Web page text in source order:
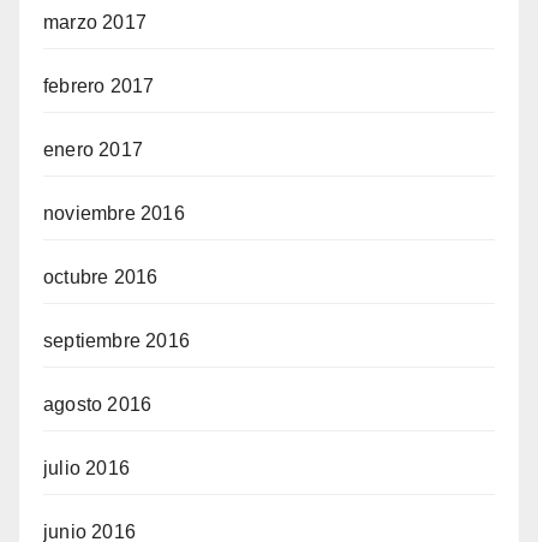
marzo 2017
febrero 2017
enero 2017
noviembre 2016
octubre 2016
septiembre 2016
agosto 2016
julio 2016
junio 2016